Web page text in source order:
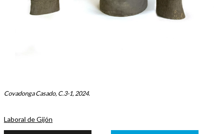
Covadonga Casado, C.3-1, 2024.
Laboral de Gijón